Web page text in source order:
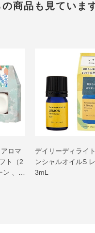
商品も見ていま
ロマ
ト（2
、
デイリーディライ
ンシャルオイルS
3mL